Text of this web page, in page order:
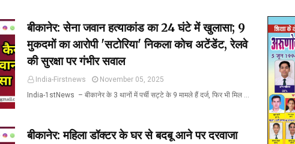
बीकानेर: सेना जवान हत्याकांड का 24 घंटे में खुलासा; 9
मुकदमों का आरोपी 'सटोरिया' निकला कोच अटेंडेंट, रेलवे
की सुरक्षा पर गंभीर सवाल
India-Firstnews
November 05, 2025
India-1stNews ​ – बीकानेर के 3 थानों में पर्ची सट्टे के 9 मामले हैं दर्ज, फिर भी मिल …
बीकानेर: महिला डॉक्टर के घर से बदबू आने पर दरवाजा